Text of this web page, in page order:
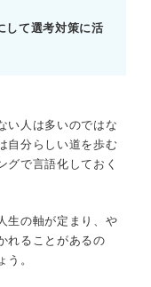
には将来像を
は就活で用い
とが就活に活
るの？ 明確
して選考対策に活
い人は多いのではな
自分らしい道を歩む
グで言語化しておく
生の軸が定まり、や
れることがあるの
。